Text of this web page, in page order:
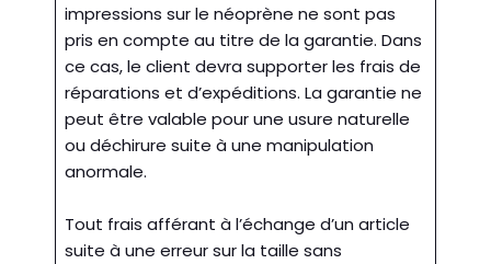
impressions sur le néoprène ne sont pas
pris en compte au titre de la garantie. Dans
ce cas, le client devra supporter les frais de
réparations et d’expéditions. La garantie ne
peut être valable pour une usure naturelle
ou déchirure suite à une manipulation
anormale.
Tout frais afférant à l’échange d’un article
suite à une erreur sur la taille sans